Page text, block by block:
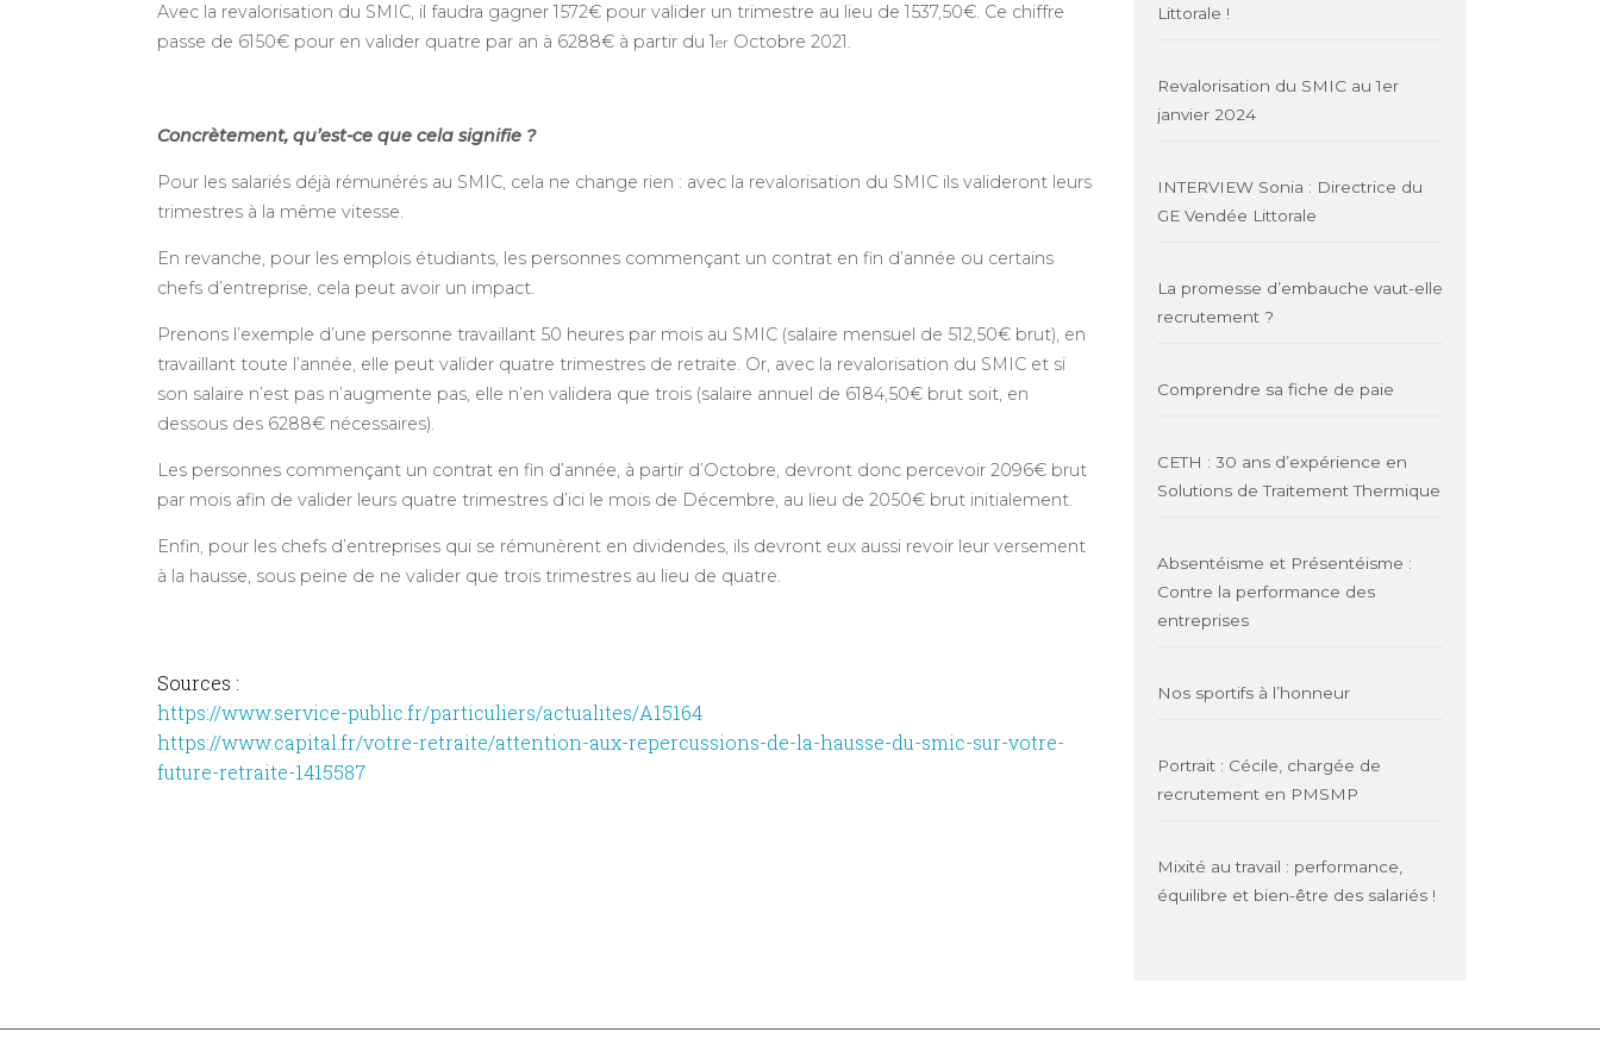
Avec la revalorisation du SMIC, il faudra gagner 1572€ pour valider un trimestre au lieu de 1537,50€. Ce chiffre
passe de 6150€ pour en valider quatre par an à 6288€ à partir du 1er Octobre 2021.
Concrètement, qu’est-ce que cela signifie ?
Pour les salariés déjà rémunérés au SMIC, cela ne change rien : avec la revalorisation du SMIC ils valideront leurs
trimestres à la même vitesse.
En revanche, pour les emplois étudiants, les personnes commençant un contrat en fin d’année ou certains
chefs d’entreprise, cela peut avoir un impact.
Prenons l’exemple d’une personne travaillant 50 heures par mois au SMIC (salaire mensuel de 512,50€ brut), en
travaillant toute l’année, elle peut valider quatre trimestres de retraite. Or, avec la revalorisation du SMIC et si
son salaire n’est pas n’augmente pas, elle n’en validera que trois (salaire annuel de 6184,50€ brut soit, en
dessous des 6288€ nécessaires).
Les personnes commençant un contrat en fin d’année, à partir d’Octobre, devront donc percevoir 2096€ brut
par mois afin de valider leurs quatre trimestres d’ici le mois de Décembre, au lieu de 2050€ brut initialement.
Enfin, pour les chefs d’entreprises qui se rémunèrent en dividendes, ils devront eux aussi revoir leur versement
à la hausse, sous peine de ne valider que trois trimestres au lieu de quatre.
Sources :
https://www.service-public.fr/particuliers/actualites/A15164
https://www.capital.fr/votre-retraite/attention-aux-repercussions-de-la-hausse-du-smic-sur-votre-
future-retraite-1415587
Littorale !
Revalorisation du SMIC au 1er
janvier 2024
INTERVIEW Sonia : Directrice du
GE Vendée Littorale
La promesse d’embauche vaut-elle
recrutement ?
Comprendre sa fiche de paie
CETH : 30 ans d’expérience en
Solutions de Traitement Thermique
Absentéisme et Présentéisme :
Contre la performance des
entreprises
Nos sportifs à l’honneur
Portrait : Cécile, chargée de
recrutement en PMSMP
Mixité au travail : performance,
équilibre et bien-être des salariés !